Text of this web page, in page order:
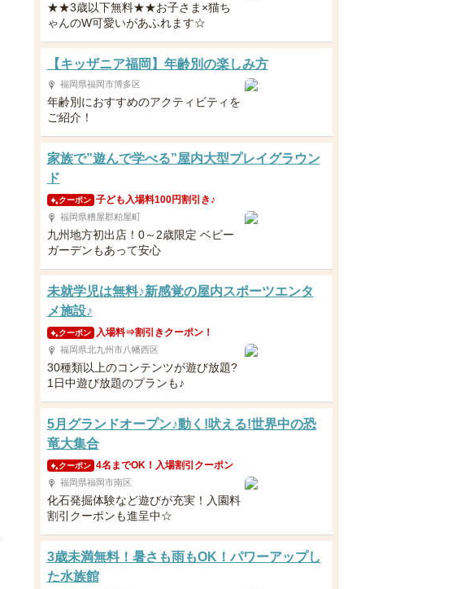
★★3歳以下無料★★お子さま×猫ち
ゃんのW可愛いがあふれます☆
【キッザニア福岡】年齢別の楽しみ方
福岡県福岡市博多区
年齢別におすすめのアクティビティを
ご紹介！
家族で”遊んで学べる”屋内大型プレイグラウン
ド
クーポン 子ども入場料100円割引き♪
福岡県糟屋郡粕屋町
九州地方初出店！0～2歳限定 ベビー
ガーデンもあって安心
未就学児は無料♪新感覚の屋内スポーツエンタ
メ施設♪
クーポン 入場料⇒割引きクーポン！
福岡県北九州市八幡西区
30種類以上のコンテンツが遊び放題?
1日中遊び放題のプランも♪
5月グランドオープン♪動く!吠える!世界中の恐
竜大集合
クーポン 4名までOK！入場割引クーポン
福岡県福岡市南区
化石発掘体験など遊びが充実！入園料
割引クーポンも進呈中☆
3歳未満無料！暑さも雨もOK！パワーアップし
た水族館